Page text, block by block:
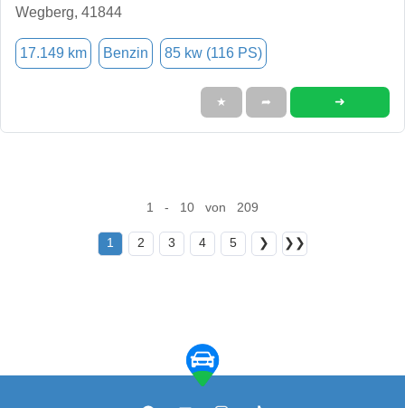
Wegberg, 41844
17.149 km Benzin 85 kw (116 PS)
★ ➦ ➜
1 - 10 von 209
1 2 3 4 5 ❯ ❯❯